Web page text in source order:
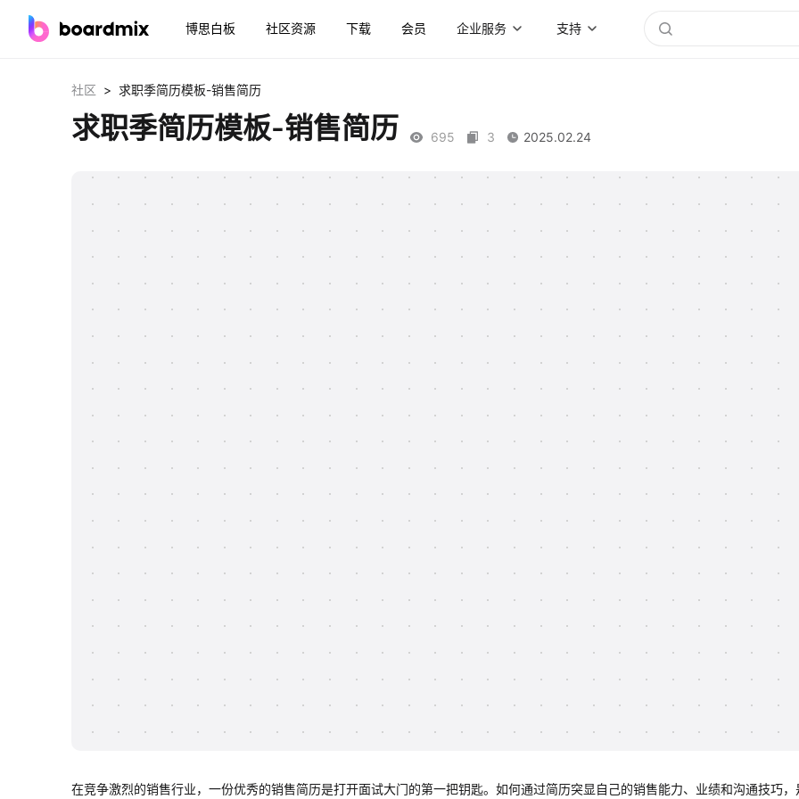
博思白板 社区资源 下载 会员 企业服务 支持
社区 > 求职季简历模板-销售简历
求职季简历模板-销售简历 695 3 2025.02.24
在竞争激烈的销售行业，一份优秀的销售简历是打开面试大门的第一把钥匙。如何通过简历突显自己的销售能力、业绩和沟通技巧，